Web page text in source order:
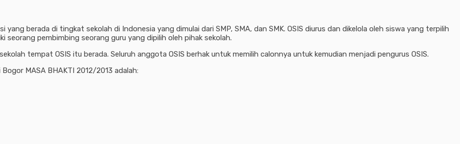
yang berada di tingkat sekolah di Indonesia yang dimulai dari SMP, SMA, dan SMK. OSIS diurus dan dikelola oleh siswa yang terpilih
seorang pembimbing seorang guru yang dipilih oleh pihak sekolah.
tempat OSIS itu berada. Seluruh anggota OSIS berhak untuk memilih calonnya untuk kemudian menjadi pengurus OSIS.
Bogor MASA BHAKTI 2012/2013 adalah: